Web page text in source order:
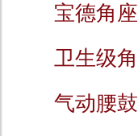
宝德角
卫生级
气动腰